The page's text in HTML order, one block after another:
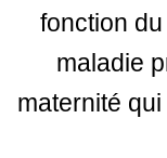
fonction
maladie
maternité